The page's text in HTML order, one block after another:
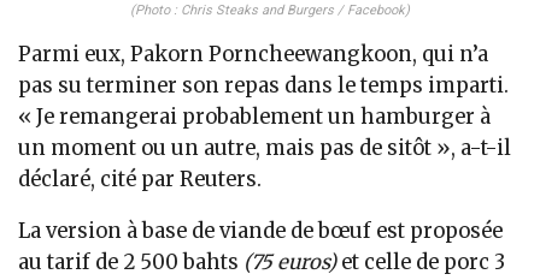
(Photo : Chris Steaks and Burgers / Facebook)
Parmi eux, Pakorn Porncheewangkoon, qui n’a
pas su terminer son repas dans le temps imparti.
« Je remangerai probablement un hamburger à
un moment ou un autre, mais pas de sitôt », a-t-il
déclaré, cité par Reuters.
La version à base de viande de bœuf est proposée
au tarif de 2 500 bahts (75 euros)et celle de porc 3